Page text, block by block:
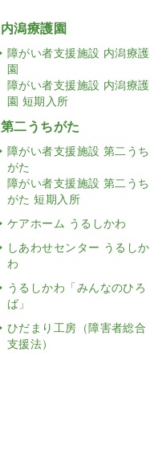
内潟療護園
障がい者支援施設 内潟療護
園
障がい者支援施設 内潟療護
園 短期入所
第二うちがた
障がい者支援施設 第二うち
がた
障がい者支援施設 第二うち
がた 短期入所
ケアホーム うるしかわ
しあわせセンター うるしか
わ
うるしかわ「みんなのひろ
ば」
ひだまり工房（障害者総合
支援法）